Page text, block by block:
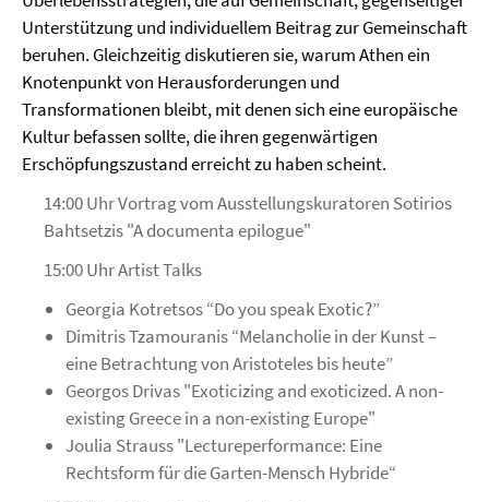
Unterstützung und individuellem Beitrag zur Gemeinschaft
beruhen. Gleichzeitig diskutieren sie, warum Athen ein
Knotenpunkt von Herausforderungen und
Transformationen bleibt, mit denen sich eine europäische
Kultur befassen sollte, die ihren gegenwärtigen
Erschöpfungszustand erreicht zu haben scheint.
14:00 Uhr Vortrag vom Ausstellungskuratoren Sotirios
Bahtsetzis "A documenta epilogue"
15:00 Uhr Artist Talks
Georgia Kotretsos “Do you speak Exotic?”
Dimitris Tzamouranis “Melancholie in der Kunst –
eine Betrachtung von Aristoteles bis heute”
Georgos Drivas "Exoticizing and exoticized. A non-
existing Greece in a non-existing Europe"
Joulia Strauss "Lectureperformance: Eine
Rechtsform für die Garten-Mensch Hybride“